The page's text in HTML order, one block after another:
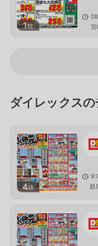
1枚
宮
ダイレックス
4枚
群